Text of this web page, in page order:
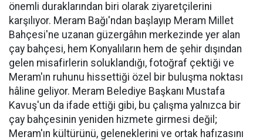
önemli duraklarından biri olarak ziyaretçilerini
karşılıyor. Meram Bağı'ndan başlayıp Meram Millet
Bahçesi'ne uzanan güzergâhın merkezinde yer alan
çay bahçesi, hem Konyalıların hem de şehir dışından
gelen misafirlerin soluklandığı, fotoğraf çektiği ve
Meram'ın ruhunu hissettiği özel bir buluşma noktası
hâline geliyor. Meram Belediye Başkanı Mustafa
Kavuş'un da ifade ettiği gibi, bu çalışma yalnızca bir
çay bahçesinin yeniden hizmete girmesi değil;
Meram'ın kültürünü, geleneklerini ve ortak hafızasını